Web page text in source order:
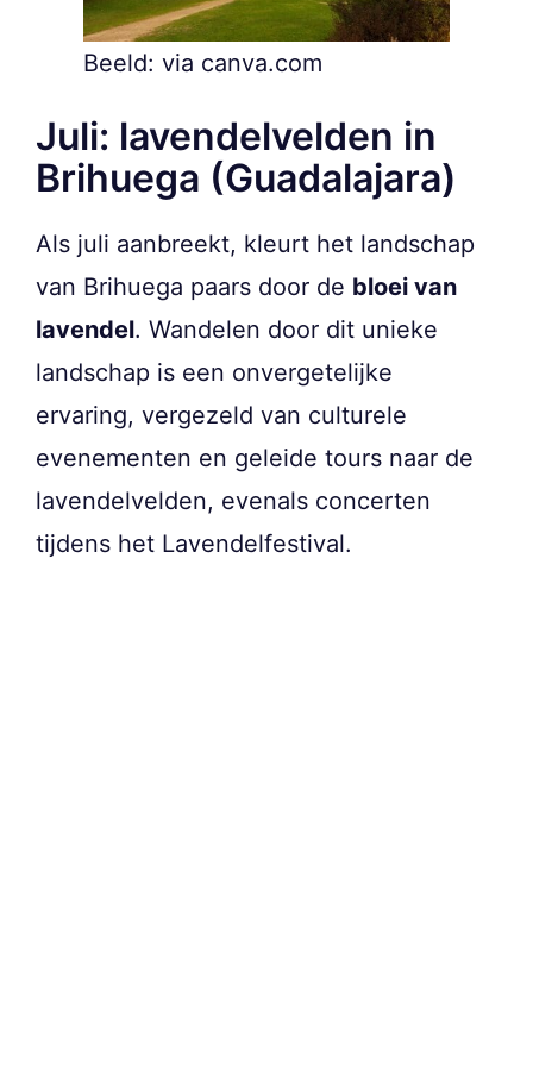
Beeld: via canva.com
Juli: lavendelvelden in
Brihuega (Guadalajara)
Als juli aanbreekt, kleurt het landschap
van Brihuega paars door de bloei van
lavendel. Wandelen door dit unieke
landschap is een onvergetelijke
ervaring, vergezeld van culturele
evenementen en geleide tours naar de
lavendelvelden, evenals concerten
tijdens het Lavendelfestival.